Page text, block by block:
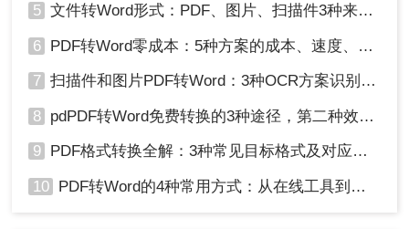
5 文件转Word形式：PDF、图片、扫描件3种来源分别怎么处理！
6 PDF转Word零成本：5种方案的成本、速度、精度对比！
7 扫描件和图片PDF转Word：3种OCR方案识别率实测！
8 pdPDF转Word免费转换的3种途径，第二种效率最高！
9 PDF格式转换全解：3种常见目标格式及对应操作方法！
10 PDF转Word的4种常用方式：从在线工具到桌面软件全梳理！